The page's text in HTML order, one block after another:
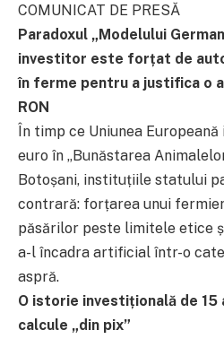
COMUNICAT DE PRESĂ
Paradoxul „Modelului
investitor este forțat de
în ferme pentru a justifica o
RON
În timp ce Uniunea
euro în „Bunăstarea
Botoșani, instituțiile statului
contrară: forțarea unui
păsărilor peste limitele etice
a-l încadra artificial într-o
aspră.
O istorie investițională de 15
calcule „din pix”